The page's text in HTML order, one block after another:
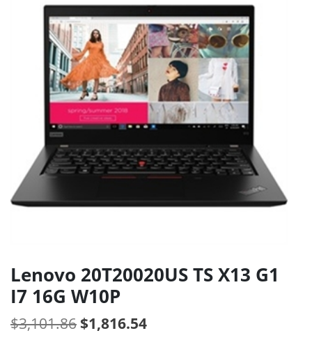
Lenovo 20T20020US TS X13 G1
I7 16G W10P
$3,101.86 Original
$1,816.54Current